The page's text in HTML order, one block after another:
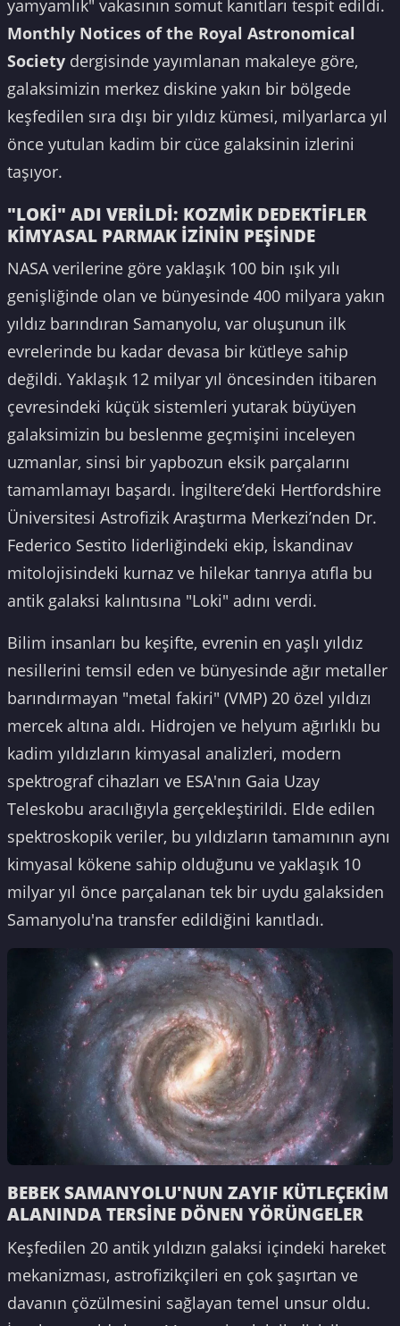
yamyamlık" vakasının somut kanıtları tespit edildi.
Monthly Notices of the Royal Astronomical
Society dergisinde yayımlanan makaleye göre,
galaksimizin merkez diskine yakın bir bölgede
keşfedilen sıra dışı bir yıldız kümesi, milyarlarca yıl
önce yutulan kadim bir cüce galaksinin izlerini
taşıyor.
"LOKİ" ADI VERİLDİ: KOZMİK DEDEKTİFLER
KİMYASAL PARMAK İZİNİN PEŞİNDE
NASA verilerine göre yaklaşık 100 bin ışık yılı
genişliğinde olan ve bünyesinde 400 milyara yakın
yıldız barındıran Samanyolu, var oluşunun ilk
evrelerinde bu kadar devasa bir kütleye sahip
değildi. Yaklaşık 12 milyar yıl öncesinden itibaren
çevresindeki küçük sistemleri yutarak büyüyen
galaksimizin bu beslenme geçmişini inceleyen
uzmanlar, sinsi bir yapbozun eksik parçalarını
tamamlamayı başardı. İngiltere’deki Hertfordshire
Üniversitesi Astrofizik Araştırma Merkezi’nden Dr.
Federico Sestito liderliğindeki ekip, İskandinav
mitolojisindeki kurnaz ve hilekar tanrıya atıfla bu
antik galaksi kalıntısına "Loki" adını verdi.
Bilim insanları bu keşifte, evrenin en yaşlı yıldız
nesillerini temsil eden ve bünyesinde ağır metaller
barındırmayan "metal fakiri" (VMP) 20 özel yıldızı
mercek altına aldı. Hidrojen ve helyum ağırlıklı bu
kadim yıldızların kimyasal analizleri, modern
spektrograf cihazları ve ESA'nın Gaia Uzay
Teleskobu aracılığıyla gerçekleştirildi. Elde edilen
spektroskopik veriler, bu yıldızların tamamının aynı
kimyasal kökene sahip olduğunu ve yaklaşık 10
milyar yıl önce parçalanan tek bir uydu galaksiden
Samanyolu'na transfer edildiğini kanıtladı.
BEBEK SAMANYOLU'NUN ZAYIF KÜTLEÇEKİM
ALANINDA TERSİNE DÖNEN YÖRÜNGELER
Keşfedilen 20 antik yıldızın galaksi içindeki hareket
mekanizması, astrofizikçileri en çok şaşırtan ve
davanın çözülmesini sağlayan temel unsur oldu.